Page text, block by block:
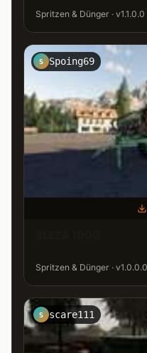
Spritzen & Dünger · v1.1.0.0
S Spoing69
Spritzen & Dünger ·
S scare111